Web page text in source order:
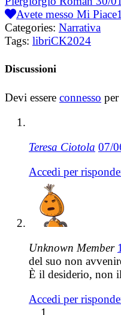
Avete messo Mi Piace
Categories: Narrativa
Tags: libriCK2024
Discussioni
Devi essere connesso
Teresa Ciotola 07/
Accedi per
Unknown Member
del suo non
È il desiderio, non
Accedi per